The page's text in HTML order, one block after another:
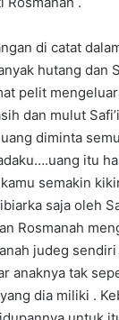
di catat
hutang dan
pelit
dan mulut
diminta
itu
semakin
saja oleh
Rosmanah
judeg
anaknya tak
dia miliki .